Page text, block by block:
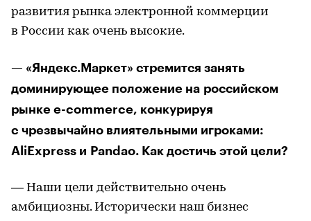
развития рынка электронной коммерции
в России как очень высокие.
— «Яндекс.Маркет» стремится занять
доминирующее положение на российском
рынке e-commerce, конкурируя
с чрезвычайно влиятельными игроками:
AliExpress и Pandao. Как достичь этой цели?
— Наши цели действительно очень
амбициозны. Исторически наш бизнес